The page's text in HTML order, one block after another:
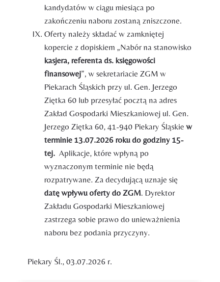
kandydatów w ciągu miesiąca po
zakończeniu naboru zostaną zniszczone.
Oferty należy składać w zamkniętej
kopercie z dopiskiem „Nabór na stanowisko
kasjera, referenta ds. księgowości
finansowej”, w sekretariacie ZGM w
Piekarach Śląskich przy ul. Gen. Jerzego
Ziętka 60 lub przesyłać pocztą na adres
Zakład Gospodarki Mieszkaniowej ul. Gen.
Jerzego Ziętka 60, 41-940 Piekary Śląskie w
terminie 13.07.2026 roku do godziny 15-
tej. Aplikacje, które wpłyną po
wyznaczonym terminie nie będą
rozpatrywane. Za decydującą uznaje się
datę wpływu oferty do ZGM. Dyrektor
Zakładu Gospodarki Mieszkaniowej
zastrzega sobie prawo do unieważnienia
naboru bez podania przyczyny.
Piekary Śl., 03.07.2026 r.